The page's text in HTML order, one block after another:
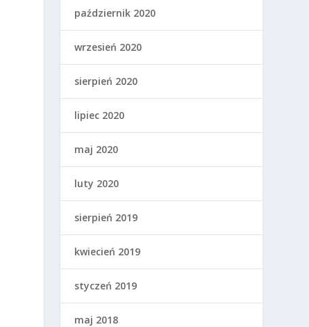
październik 2020
wrzesień 2020
sierpień 2020
lipiec 2020
maj 2020
luty 2020
sierpień 2019
kwiecień 2019
styczeń 2019
maj 2018